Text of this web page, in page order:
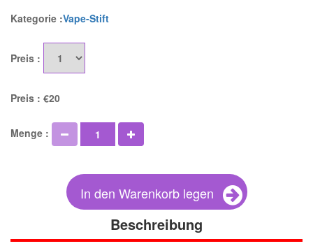
Kategorie :Vape-Stift
Preis :
Preis : €20
Menge :
In den Warenkorb legen
Beschreibung